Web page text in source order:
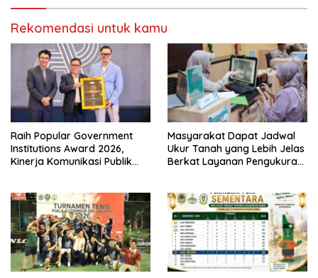
Rekomendasi untuk kamu
Raih Popular Government
Institutions Award 2026,
Kinerja Komunikasi Publik
Masyarakat Dapat Jadwal
Ukur Tanah yang Lebih Jelas
Berkat Layanan Pengukuran